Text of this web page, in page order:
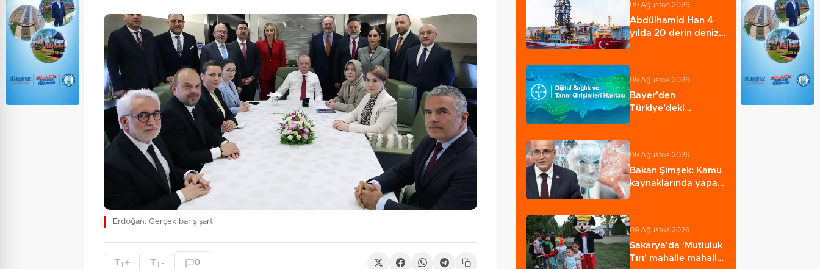
Erdoğan: Gerçek barış şart
TT+ TT - 0
09 Ağustos 2026
Abdülhamid Han 4
yılda 20 derin deniz
09 Ağustos 2026
Bayer'den
Türkiye’deki
Sağlık…
09 Ağustos 2026
Bakan Şimşek: Kamu
kaynaklarında yapay
09 Ağustos 2026
Sakarya'da 'Mutluluk
Tırı' mahalle mahalle